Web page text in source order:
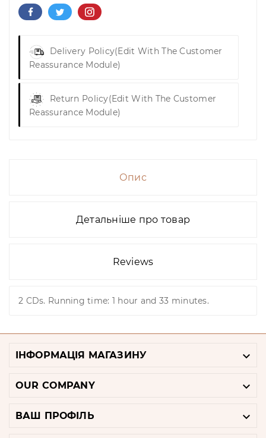
Delivery Policy(edit With The Customer
Reassurance Module)
Return Policy(edit With The Customer
Reassurance Module)
Опис
Детальніше про товар
Reviews
2 CDs. Running time: 1 hour and 33 minutes.
ІНФОРМАЦІЯ МАГАЗИНУ 
OUR COMPANY 
ВАШ ПРОФІЛЬ 